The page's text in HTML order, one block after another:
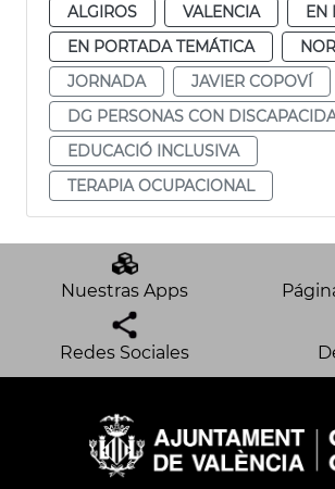
ALGIROS
VALENCIA
EN
EN PORTADA TEMÁTICA
JORNADA
JAVIER COPOVÍ
DG PERSONAS CON
EDUCACIÓ INCLUSIVA
TERAPIA OCUPACIONAL
Nuestras Apps
Redes Sociales